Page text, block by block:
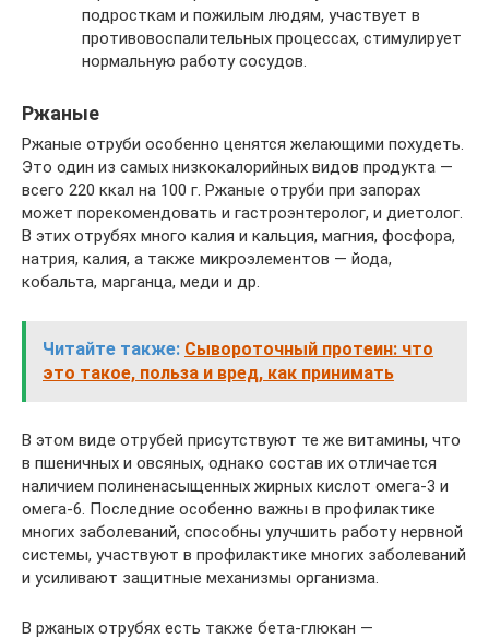
подросткам и пожилым людям, участвует в
противовоспалительных процессах, стимулирует
нормальную работу сосудов.
Ржаные
Ржаные отруби особенно ценятся желающими похудеть.
Это один из самых низкокалорийных видов продукта —
всего 220 ккал на 100 г. Ржаные отруби при запорах
может порекомендовать и гастроэнтеролог, и диетолог.
В этих отрубях много калия и кальция, магния, фосфора,
натрия, калия, а также микроэлементов — йода,
кобальта, марганца, меди и др.
Читайте также: Сывороточный протеин: что
это такое, польза и вред, как принимать
В этом виде отрубей присутствуют те же витамины, что
в пшеничных и овсяных, однако состав их отличается
наличием полиненасыщенных жирных кислот омега-3 и
омега-6. Последние особенно важны в профилактике
многих заболеваний, способны улучшить работу нервной
системы, участвуют в профилактике многих заболеваний
и усиливают защитные механизмы организма.
В ржаных отрубях есть также бета-глюкан —